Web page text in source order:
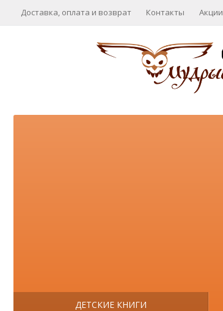
Доставка, оплата и возврат Контакты Акции
ДЕТСКИЕ КНИГИ